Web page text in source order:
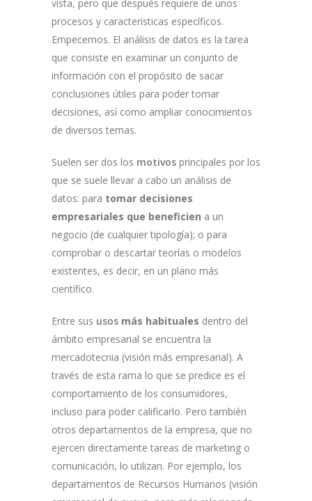
vista, pero que después requiere de unos
procesos y características específicos.
Empecemos. El análisis de datos es la tarea
que consiste en examinar un conjunto de
información con el propósito de sacar
conclusiones útiles para poder tomar
decisiones, así como ampliar conocimientos
de diversos temas.
Suelen ser dos los motivos principales por los
que se suele llevar a cabo un análisis de
datos: para tomar decisiones
empresariales que beneficien a un
negocio (de cualquier tipología); o para
comprobar o descartar teorías o modelos
existentes, es decir, en un plano más
científico.
Entre sus usos más habituales dentro del
ámbito empresarial se encuentra la
mercadotecnia (visión más empresarial). A
través de esta rama lo que se predice es el
comportamiento de los consumidores,
incluso para poder calificarlo. Pero también
otros departamentos de la empresa, que no
ejercen directamente tareas de marketing o
comunicación, lo utilizan. Por ejemplo, los
departamentos de Recursos Humanos (visión